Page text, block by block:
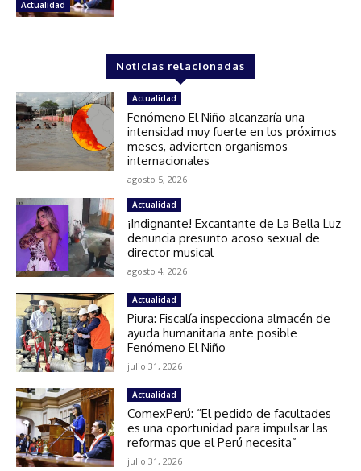
Actualidad
Noticias relacionadas
Actualidad
Fenómeno El Niño alcanzaría una
intensidad muy fuerte en los próximos
meses, advierten organismos
internacionales
agosto 5, 2026
Actualidad
¡Indignante! Excantante de La Bella Luz
denuncia presunto acoso sexual de
director musical
agosto 4, 2026
Actualidad
Piura: Fiscalía inspecciona almacén de
ayuda humanitaria ante posible
Fenómeno El Niño
julio 31, 2026
Actualidad
ComexPerú: “El pedido de facultades
es una oportunidad para impulsar las
reformas que el Perú necesita”
julio 31, 2026